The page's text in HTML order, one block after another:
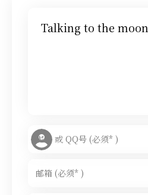
Talking to the moon